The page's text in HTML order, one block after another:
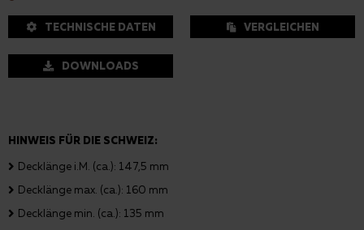
TECHNISCHE DATEN VERGLEICHEN
DOWNLOADS
HINWEIS FÜR DIE SCHWEIZ:
Decklänge i.M. (ca.): 147,5 mm
Decklänge max. (ca.): 160 mm
Decklänge min. (ca.): 135 mm